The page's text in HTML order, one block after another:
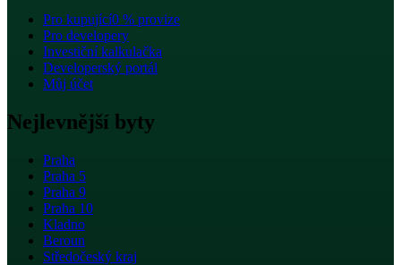
Pro kupující0 % provize
Pro developery
Investiční kalkulačka
Developerský portál
Můj účet
Nejlevnější byty
Praha
Praha 5
Praha 9
Praha 10
Kladno
Beroun
Středočeský kraj